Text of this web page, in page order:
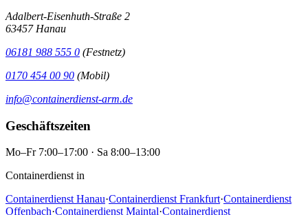
Adalbert-Eisenhuth-Straße 2
63457 Hanau
06181 988 555 0 (Festnetz)
0170 454 00 90 (Mobil)
info@containerdienst-arm.de
Geschäftszeiten
Mo–Fr 7:00–17:00 · Sa 8:00–13:00
Containerdienst in
Containerdienst Hanau·Containerdienst Frankfurt·Containerdienst
Offenbach·Containerdienst Maintal·Containerdienst